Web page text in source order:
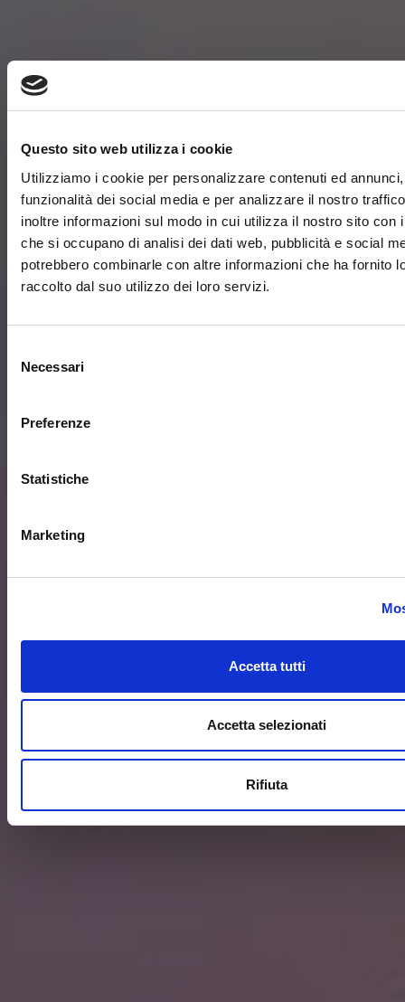
Questo sito web utilizza i cookie
Utilizziamo i cookie per personalizzare contenuti ed
funzionalità dei social media e per analizzare il nostro
inoltre informazioni sul modo in cui utilizza il nostro sito con
che si occupano di analisi dei dati web, pubblicità e social
potrebbero combinarle con altre informazioni che ha fornito
raccolto dal suo utilizzo dei loro servizi.
delNecessari
Preferenze
Statistiche
Marketing
Accetta tutti
Accetta selezionati
Rifiuta